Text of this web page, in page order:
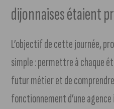
dijonnaises étaient
L’objectif de cette journée,
simple : permettre à chaque
futur métier et de
fonctionnement d’une